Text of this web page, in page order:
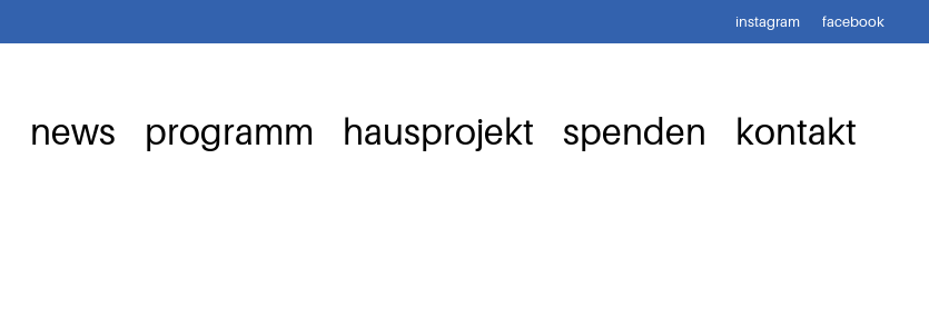
instagram facebook
news programm hausprojekt spenden
kontakt